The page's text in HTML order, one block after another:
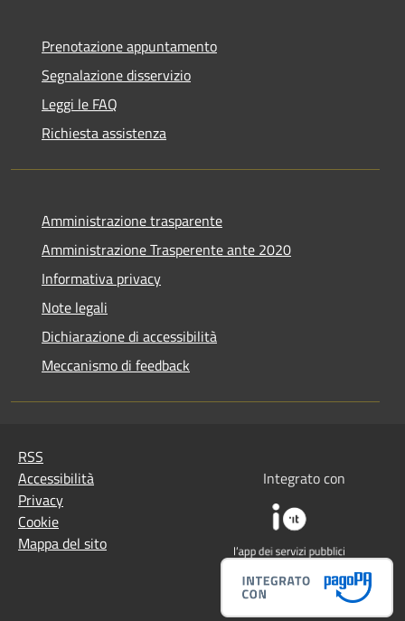
Prenotazione appuntamento
Segnalazione disservizio
Leggi le FAQ
Richiesta assistenza
Amministrazione trasparente
Amministrazione Trasperente ante 2020
Informativa privacy
Note legali
Dichiarazione di accessibilità
Meccanismo di feedback
RSS
Accessibilità
Privacy
Cookie
Mappa del sito
Integrato con